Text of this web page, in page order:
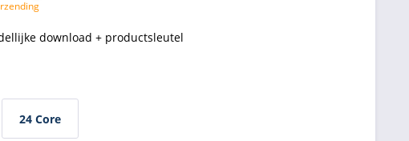
download + productsleutel
24 Core